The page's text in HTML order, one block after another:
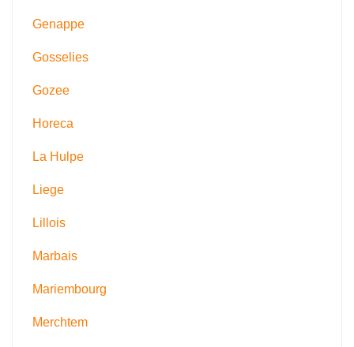
Genappe
Gosselies
Gozee
Horeca
La Hulpe
Liege
Lillois
Marbais
Mariembourg
Merchtem